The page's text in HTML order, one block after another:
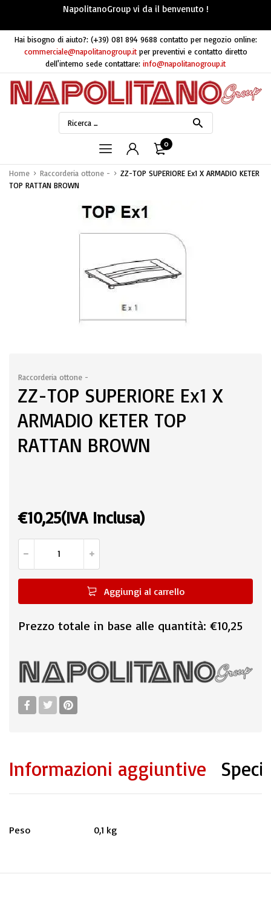
NapolitanoGroup vi da il benvenuto !
Hai bisogno di aiuto?: (+39) 081 894 9688 contatto per negozio online:
commerciale@napolitanogroup.it per preventivi e contatto diretto
dell'interno sede contattare: info@napolitanogroup.it
0
Home Raccorderia ottone -
ZZ-TOP SUPERIORE Ex1 X ARMADIO KETER
TOP RATTAN BROWN
Raccorderia ottone -
ZZ-TOP SUPERIORE Ex1 X
ARMADIO KETER TOP
RATTAN BROWN
€10,25(IVA Inclusa)
Aggiungi al carrello
Prezzo totale in base alle quantità: €10,25
Informazioni aggiuntive
Peso 0,1 kg